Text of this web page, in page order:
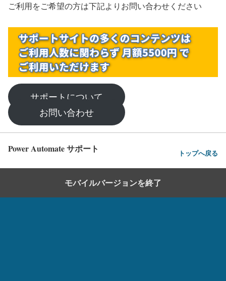
ご利用をご希望の方は下記よりお問い合わせください
サポートについて
お問い合わせ
Power Automate サポート トップへ戻る
モバイルバージョンを終了